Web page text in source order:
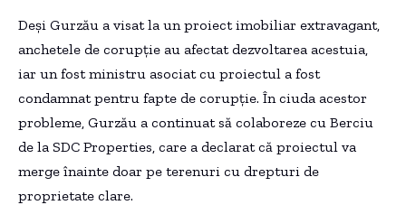
Deși Gurzău a visat la un proiect imobiliar extravagant,
anchetele de corupție au afectat dezvoltarea acestuia,
iar un fost ministru asociat cu proiectul a fost
condamnat pentru fapte de corupție. În ciuda acestor
probleme, Gurzău a continuat să colaboreze cu Berciu
de la SDC Properties, care a declarat că proiectul va
merge înainte doar pe terenuri cu drepturi de
proprietate clare.